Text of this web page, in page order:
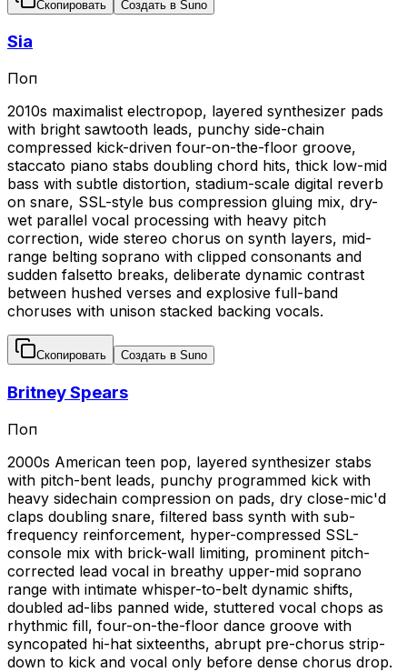
Скопировать Создать в Suno
Sia
Поп
2010s maximalist electropop, layered synthesizer pads
with bright sawtooth leads, punchy side-chain
compressed kick-driven four-on-the-floor groove,
staccato piano stabs doubling chord hits, thick low-mid
bass with subtle distortion, stadium-scale digital reverb
on snare, SSL-style bus compression gluing mix, dry-
wet parallel vocal processing with heavy pitch
correction, wide stereo chorus on synth layers, mid-
range belting soprano with clipped consonants and
sudden falsetto breaks, deliberate dynamic contrast
between hushed verses and explosive full-band
choruses with unison stacked backing vocals.
Скопировать Создать в Suno
Britney Spears
Поп
2000s American teen pop, layered synthesizer stabs
with pitch-bent leads, punchy programmed kick with
heavy sidechain compression on pads, dry close-mic'd
claps doubling snare, filtered bass synth with sub-
frequency reinforcement, hyper-compressed SSL-
console mix with brick-wall limiting, prominent pitch-
corrected lead vocal in breathy upper-mid soprano
range with intimate whisper-to-belt dynamic shifts,
doubled ad-libs panned wide, stuttered vocal chops as
rhythmic fill, four-on-the-floor dance groove with
syncopated hi-hat sixteenths, abrupt pre-chorus strip-
down to kick and vocal only before dense chorus drop.